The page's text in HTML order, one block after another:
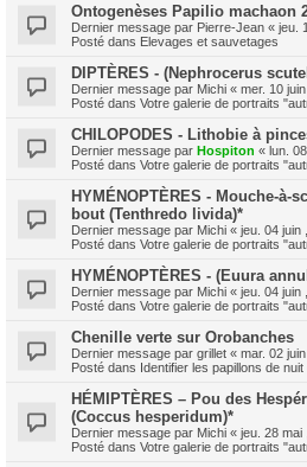
Ontogenèses Papilio machaon
Dernier message par Pierre-Jean « jeu.
Posté dans Elevages et sauvetages
DIPTÈRES - (Nephrocerus
Dernier message par Michi « mer. 10
Posté dans Votre galerie de portraits
CHILOPODES - Lithobie à
Dernier message par Hospiton « lun.
Posté dans Votre galerie de portraits
HYMÉNOPTÈRES - Mouche-à-
bout (Tenthredo livida)*
Dernier message par Michi « jeu. 04 juin
Posté dans Votre galerie de portraits
HYMÉNOPTÈRES - (Euura
Dernier message par Michi « jeu. 04 juin
Posté dans Votre galerie de portraits
Chenille verte sur Orobanches
Dernier message par grillet « mar. 02
Posté dans Identifier les papillons de
HÉMIPTÈRES – Pou des
(Coccus hesperidum)*
Dernier message par Michi « jeu. 28 mai
Posté dans Votre galerie de portraits